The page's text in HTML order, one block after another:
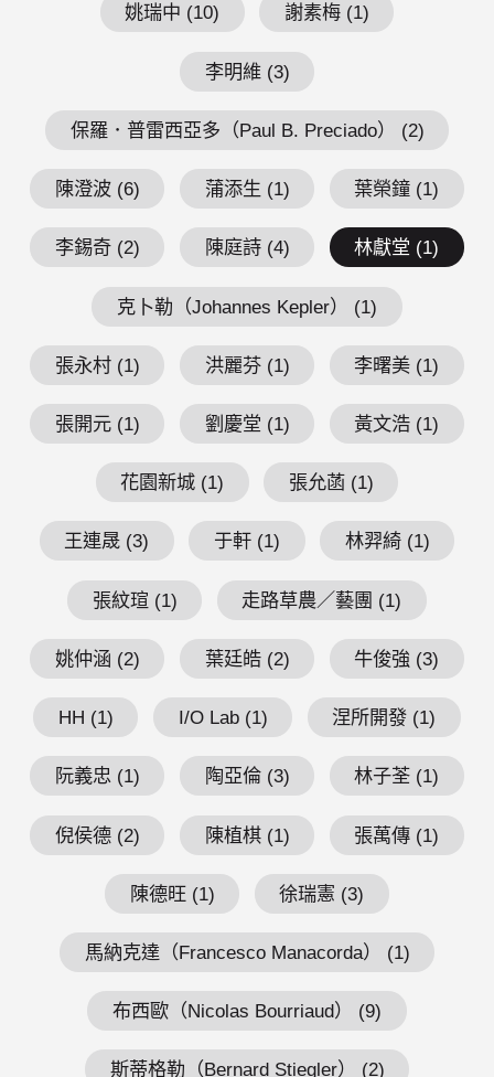
姚瑞中 (10) 謝素梅 (1)
李明維 (3)
保羅．普雷西亞多（Paul B. Preciado） (2)
陳澄波 (6) 蒲添生 (1) 葉榮鐘 (1)
李錫奇 (2) 陳庭詩 (4) 林獻堂 (1)
克卜勒（Johannes Kepler） (1)
張永村 (1) 洪麗芬 (1) 李曙美 (1)
張開元 (1) 劉慶堂 (1) 黃文浩 (1)
花園新城 (1) 張允菡 (1)
王連晟 (3) 于軒 (1) 林羿綺 (1)
張紋瑄 (1) 走路草農／藝團 (1)
姚仲涵 (2) 葉廷皓 (2) 牛俊強 (3)
HH (1) I/O Lab (1) 涅所開發 (1)
阮義忠 (1) 陶亞倫 (3) 林子荃 (1)
倪侯德 (2) 陳植棋 (1) 張萬傳 (1)
陳德旺 (1) 徐瑞憲 (3)
馬納克達（Francesco Manacorda） (1)
布西歐（Nicolas Bourriaud） (9)
斯蒂格勒（Bernard Stiegler） (2)